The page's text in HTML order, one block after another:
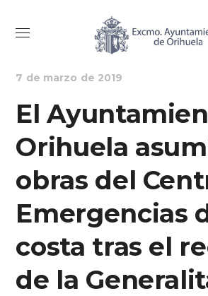
EMERGENCIAS NOTICIAS
7 de marzo de 2019
El
Orihuela
obras del
Emergencias
costa tras el
de la